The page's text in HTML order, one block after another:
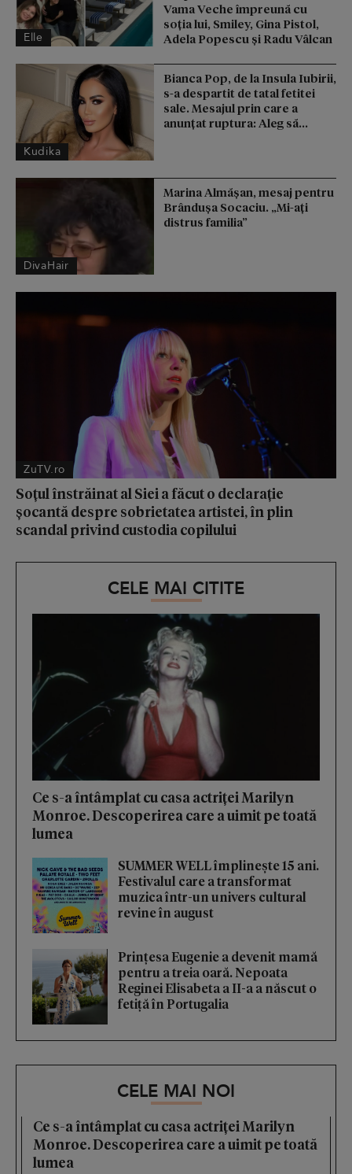
Elle
Vama Veche împreună cu
soția lui, Smiley, Gina Pistol,
Adela Popescu și Radu Vâlcan
Kudika
Bianca Pop, de la Insula Iubirii,
s-a despartit de tatal fetitei
sale. Mesajul prin care a
anunțat ruptura: Aleg să...
DivaHair
Marina Almășan, mesaj pentru
Brândușa Socaciu. „Mi-ați
distrus familia”
ZuTV.ro
Soțul înstrăinat al Siei a făcut o declarație
șocantă despre sobrietatea artistei, în plin
scandal privind custodia copilului
CELE MAI CITITE
Ce s-a întâmplat cu casa actriței Marilyn
Monroe. Descoperirea care a uimit pe toată
lumea
SUMMER WELL împlinește 15 ani.
Festivalul care a transformat
muzica într-un univers cultural
revine în august
Prințesa Eugenie a devenit mamă
pentru a treia oară. Nepoata
Reginei Elisabeta a II-a a născut o
fetiță în Portugalia
CELE MAI NOI
Ce s-a întâmplat cu casa actriței Marilyn
Monroe. Descoperirea care a uimit pe toată
lumea